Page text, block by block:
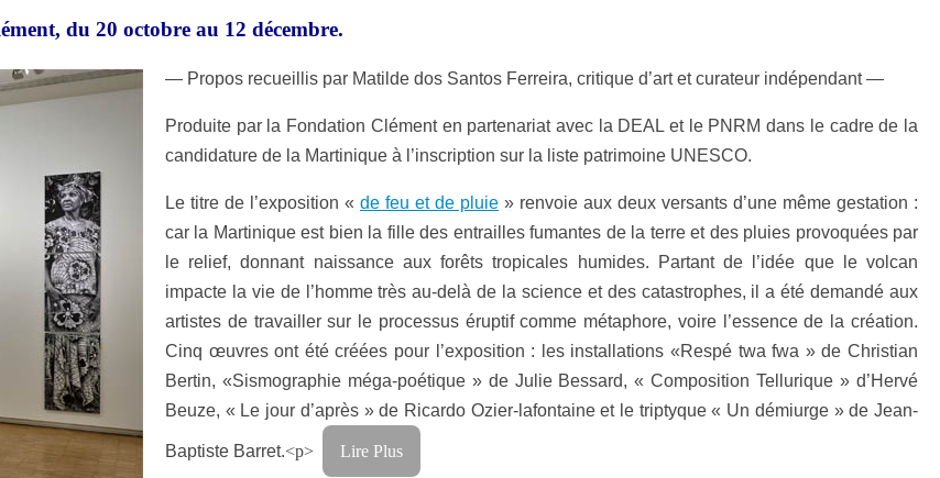
du 20 octobre au 12 décembre.
— Propos recueillis par Matilde dos Santos Ferreira, critique d’art et curateur indépendant —
Produite par la Fondation Clément en partenariat avec la DEAL et le PNRM dans le cadre de la
candidature de la Martinique à l’inscription sur la liste patrimoine UNESCO.
Le titre de l’exposition « de feu et de pluie » renvoie aux deux versants d’une même gestation :
car la Martinique est bien la fille des entrailles fumantes de la terre et des pluies provoquées par
le relief, donnant naissance aux forêts tropicales humides. Partant de l’idée que le volcan
impacte la vie de l’homme très au-delà de la science et des catastrophes, il a été demandé aux
artistes de travailler sur le processus éruptif comme métaphore, voire l’essence de la création.
Cinq œuvres ont été créées pour l’exposition : les installations «Respé twa fwa » de Christian
Bertin, «Sismographie méga-poétique » de Julie Bessard, « Composition Tellurique » d’Hervé
Beuze, « Le jour d’après » de Ricardo Ozier-lafontaine et le triptyque « Un démiurge » de Jean-
Baptiste Barret.<p> Lire Plus